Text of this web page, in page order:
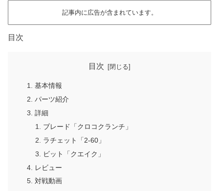
記事内に広告が含まれています。
目次
目次
基本情報
パーツ紹介
詳細
ブレード「クロコクランチ」
ラチェット「2-60」
ビット「クエイク」
レビュー
対戦動画